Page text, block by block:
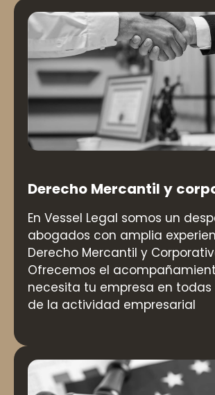
Derecho Mercantil y
En Vessel Legal somos un
abogados con amplia
Derecho Mercantil y
Ofrecemos el
necesita tu empresa en todas
de la actividad empresarial